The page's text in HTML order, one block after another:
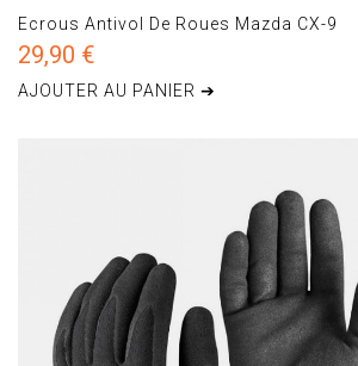
Ecrous Antivol De Roues Mazda CX-9
29,90 €
AJOUTER AU PANIER ➔